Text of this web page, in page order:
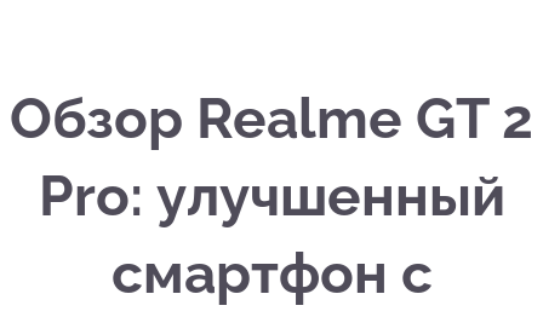
Обзор Realme GT 2
Pro: улучшенный
смартфон с